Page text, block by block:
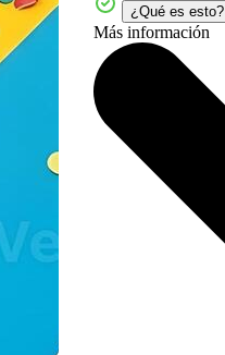
¿Qué es esto?
Más información